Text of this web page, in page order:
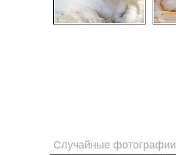
Случайные фотографии